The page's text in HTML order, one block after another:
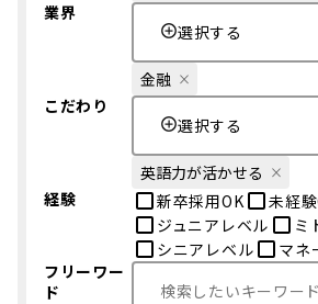
業界
選択する
金融
こだわり
選択する
英語力が活かせる
経験
新卒採用OK
未経
ジュニアレベル
ミ
シニアレベル
マネ
フリーワー
ド